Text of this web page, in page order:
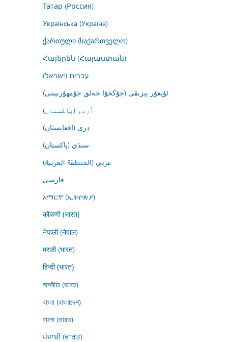
Татар (Россия)
Українська (Україна)
ქართული (საქართველო)
Հայերեն (Հայաստան)
עברית (ישראל)
ئۇيغۇر يېزىقى (جۇڭخۇا خەلق جۇمھۇرىيىتى)
اُردو (پاکستان)
درى (افغانستان)
سنڌي (پاکستان)
عربي (المنطقة العربية)
فارسى
አማርኛ (ኢትዮጵያ)
कोंकणी (भारत)
नेपाली (नेपाल)
मराठी (भारत)
हिन्दी (भारत)
অসমীয়া (ভাৰত)
বাংলা (বাংলাদেশ)
বাংলা (ভারত)
ਪੰਜਾਬੀ (ਭਾਰਤ)